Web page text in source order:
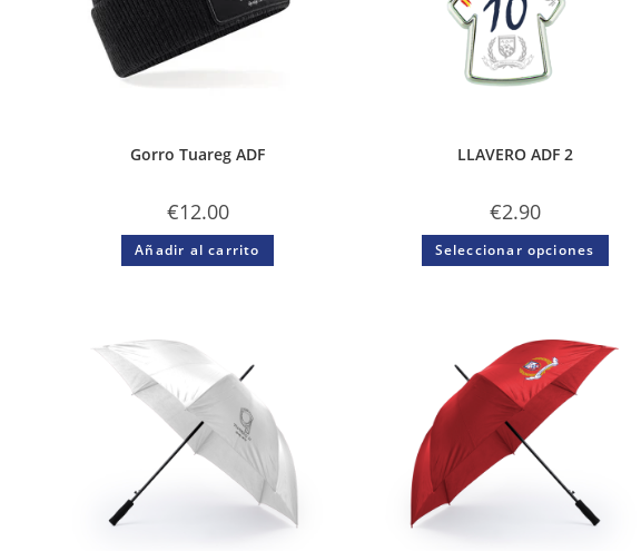
Gorro Tuareg ADF
€12.00
Añadir al carrito
LLAVERO ADF 2
€2.90
Seleccionar opciones